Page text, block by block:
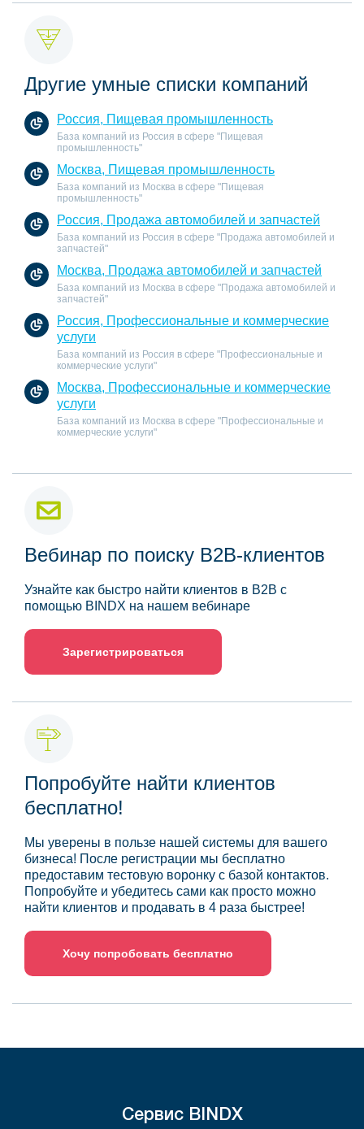
Другие умные списки компаний
Россия, Пищевая промышленность
База компаний из Россия в сфере "Пищевая
промышленность"
Москва, Пищевая промышленность
База компаний из Москва в сфере "Пищевая
промышленность"
Россия, Продажа автомобилей и запчастей
База компаний из Россия в сфере "Продажа автомобилей и
запчастей"
Москва, Продажа автомобилей и запчастей
База компаний из Москва в сфере "Продажа автомобилей и
запчастей"
Россия, Профессиональные и коммерческие
услуги
База компаний из Россия в сфере "Профессиональные и
коммерческие услуги"
Москва, Профессиональные и коммерческие
услуги
База компаний из Москва в сфере "Профессиональные и
коммерческие услуги"
Вебинар по поиску B2B-клиентов
Узнайте как быстро найти клиентов в B2B с
помощью BINDX на нашем вебинаре
Зарегистрироваться
Попробуйте найти клиентов
бесплатно!
Мы уверены в пользе нашей системы для вашего
бизнеса! После регистрации мы бесплатно
предоставим тестовую воронку с базой контактов.
Попробуйте и убедитесь сами как просто можно
найти клиентов и продавать в 4 раза быстрее!
Хочу попробовать бесплатно
Сервис BINDX